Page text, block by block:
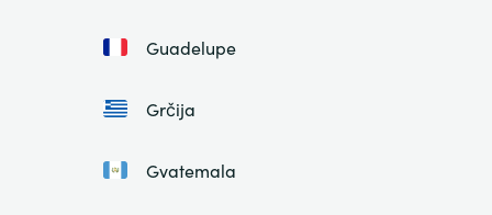
Guadelupe
Grčija
Gvatemala